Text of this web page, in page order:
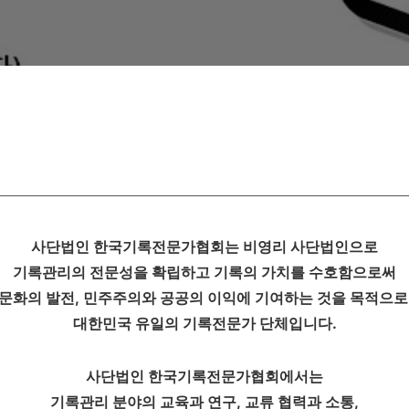
사단법인 한국기록전문가협회는 비영리 사단법인으로
기록관리의 전문성을 확립하고 기록의 가치를 수호함으로써
화의 발전, 민주주의와 공공의 이익에 기여하는 것을 목적으
대한민국 유일의 기록전문가 단체입니다.
사단법인 한국기록전문가협회에서는
기록관리 분야의 교육과 연구, 교류 협력과 소통,